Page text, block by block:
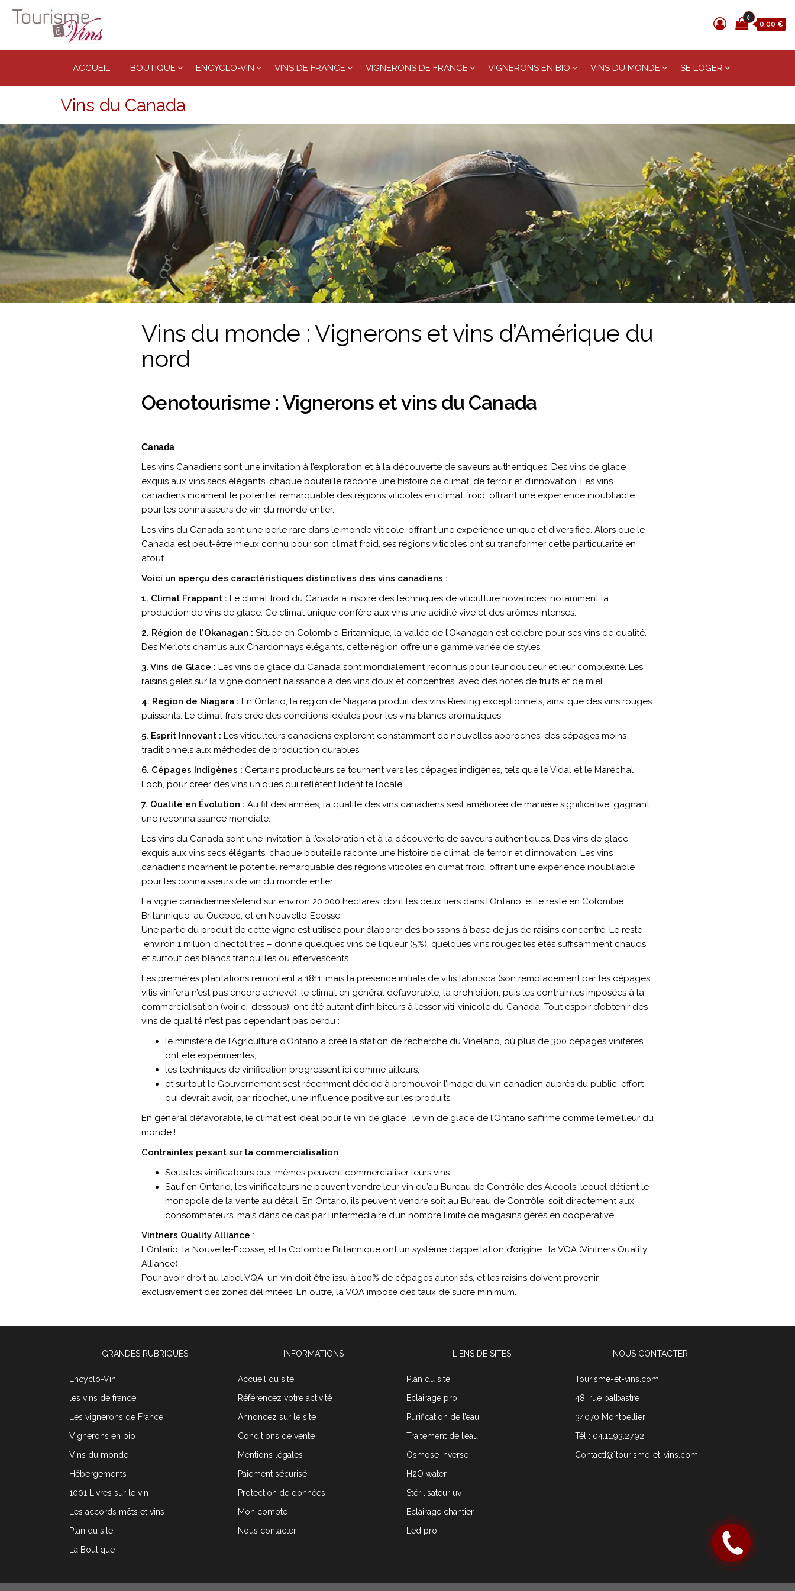
0
0,00 €
ACCUEIL BOUTIQUE ENCYCLO-VIN VINS DE FRANCE VIGNERONS DE FRANCE VIGNERONS EN BIO VINS DU MONDE SE LOGER
Vins du Canada
Vins du monde : Vignerons et vins d’Amérique du
nord
Oenotourisme : Vignerons et vins du Canada
Canada
Les vins Canadiens sont une invitation à l’exploration et à la découverte de saveurs authentiques. Des vins de glace
exquis aux vins secs élégants, chaque bouteille raconte une histoire de climat, de terroir et d’innovation. Les vins
canadiens incarnent le potentiel remarquable des régions viticoles en climat froid, offrant une expérience inoubliable
pour les connaisseurs de vin du monde entier.
Les vins du Canada sont une perle rare dans le monde viticole, offrant une expérience unique et diversifiée. Alors que le
Canada est peut-être mieux connu pour son climat froid, ses régions viticoles ont su transformer cette particularité en
atout.
Voici un aperçu des caractéristiques distinctives des vins canadiens :
1. Climat Frappant : Le climat froid du Canada a inspiré des techniques de viticulture novatrices, notamment la
production de vins de glace. Ce climat unique confère aux vins une acidité vive et des arômes intenses.
2. Région de l’Okanagan : Située en Colombie-Britannique, la vallée de l’Okanagan est célèbre pour ses vins de qualité.
Des Merlots charnus aux Chardonnays élégants, cette région offre une gamme variée de styles.
3. Vins de Glace : Les vins de glace du Canada sont mondialement reconnus pour leur douceur et leur complexité. Les
raisins gelés sur la vigne donnent naissance à des vins doux et concentrés, avec des notes de fruits et de miel.
4. Région de Niagara : En Ontario, la région de Niagara produit des vins Riesling exceptionnels, ainsi que des vins rouges
puissants. Le climat frais crée des conditions idéales pour les vins blancs aromatiques.
5. Esprit Innovant : Les viticulteurs canadiens explorent constamment de nouvelles approches, des cépages moins
traditionnels aux méthodes de production durables.
6. Cépages Indigènes : Certains producteurs se tournent vers les cépages indigènes, tels que le Vidal et le Maréchal
Foch, pour créer des vins uniques qui reflètent l’identité locale.
7. Qualité en Évolution : Au fil des années, la qualité des vins canadiens s’est améliorée de manière significative, gagnant
une reconnaissance mondiale.
Les vins du Canada sont une invitation à l’exploration et à la découverte de saveurs authentiques. Des vins de glace
exquis aux vins secs élégants, chaque bouteille raconte une histoire de climat, de terroir et d’innovation. Les vins
canadiens incarnent le potentiel remarquable des régions viticoles en climat froid, offrant une expérience inoubliable
pour les connaisseurs de vin du monde entier.
La vigne canadienne s’étend sur environ 20.000 hectares, dont les deux tiers dans l’Ontario, et le reste en Colombie
Britannique, au Québec, et en Nouvelle-Ecosse.
Une partie du produit de cette vigne est utilisée pour élaborer des boissons à base de jus de raisins concentré. Le reste –
environ 1 million d’hectolitres – donne quelques vins de liqueur (5%), quelques vins rouges les étés suffisamment chauds,
et surtout des blancs tranquilles ou effervescents.
Les premières plantations remontent à 1811, mais la présence initiale de vitis labrusca (son remplacement par les cépages
vitis vinifera n’est pas encore achevé), le climat en général défavorable, la prohibition, puis les contraintes imposées à la
commercialisation (voir ci-dessous), ont été autant d’inhibiteurs à l’essor viti-vinicole du Canada. Tout espoir d’obtenir des
vins de qualité n’est pas cependant pas perdu :
le ministère de l’Agriculture d’Ontario a créé la station de recherche du Vineland, où plus de 300 cépages vinifères
ont été expérimentés,
les techniques de vinification progressent ici comme ailleurs,
et surtout le Gouvernement s’est récemment décidé à promouvoir l’image du vin canadien auprès du public, effort
qui devrait avoir, par ricochet, une influence positive sur les produits.
En général défavorable, le climat est idéal pour le vin de glace : le vin de glace de l’Ontario s’affirme comme le meilleur du
monde !
Contraintes pesant sur la commercialisation :
Seuls les vinificateurs eux-mêmes peuvent commercialiser leurs vins.
Sauf en Ontario, les vinificateurs ne peuvent vendre leur vin qu’au Bureau de Contrôle des Alcools, lequel détient le
monopole de la vente au détail. En Ontario, ils peuvent vendre soit au Bureau de Contrôle, soit directement aux
consommateurs, mais dans ce cas par l’intermédiaire d’un nombre limité de magasins gérés en coopérative.
Vintners Quality Alliance :
L’Ontario, la Nouvelle-Ecosse, et la Colombie Britannique ont un système d’appellation d’origine : la VQA (Vintners Quality
Alliance).
Pour avoir droit au label VQA, un vin doit être issu à 100% de cépages autorisés, et les raisins doivent provenir
exclusivement des zones délimitées. En outre, la VQA impose des taux de sucre minimum.
GRANDES RUBRIQUES
Encyclo-Vin
les vins de france
Les vignerons de France
Vignerons en bio
Vins du monde
Hébergements
1001 Livres sur le vin
Les accords mêts et vins
Plan du site
La Boutique
INFORMATIONS
Accueil du site
Référencez votre activité
Annoncez sur le site
Conditions de vente
Mentions légales
Paiement sécurisé
Protection de données
Mon compte
Nous contacter
LIENS DE SITES
Plan du site
Eclairage pro
Purification de l’eau
Traitement de l’eau
Osmose inverse
H2O water
Stérilisateur uv
Eclairage chantier
Led pro
NOUS CONTACTER
Tourisme-et-vins.com
48, rue balbastre
34070 Montpellier
Tél : 04.11.93.27.92
Contact[@]tourisme-et-vins.com
Rappelez
moi